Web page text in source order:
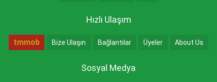
Hızlı Ulaşım
tmmob Bize Ulaşın Bağlantılar Üyeler About Us
Sosyal Medya